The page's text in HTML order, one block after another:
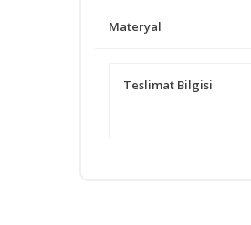
Materyal
Teslimat Bilgisi